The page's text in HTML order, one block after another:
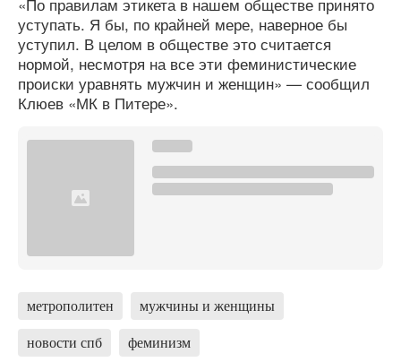
уступать. Я бы, по крайней мере, наверное бы
уступил. В целом в обществе это считается
нормой, несмотря на все эти феминистические
происки уравнять мужчин и женщин» — сообщил
Клюев «МК в Питере».
метрополитен
мужчины и женщины
новости спб
феминизм